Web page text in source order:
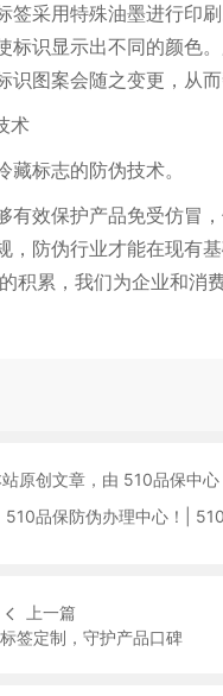
签采用特殊油墨进行印
标识显示出不同的颜色
识图案会随之变更，从
术
藏标志的防伪技术。
有效保护产品免受仿冒
，防伪行业才能在现有
积累，我们为企业和消
原创文章，由 510品保中
510品保防伪办理中心！|
上一篇
签定制，守护产品口碑